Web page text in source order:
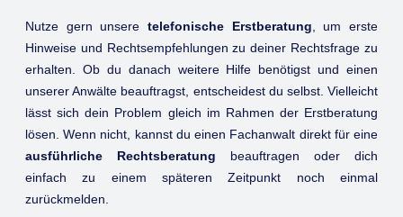
Nutze gern unsere telefonische Erstberatung , um erste
Hinweise und Rechtsempfehlungen zu deiner Rechtsfrage zu
erhalten. Ob du danach weitere Hilfe benötigst und einen
unserer Anwälte beauftragst, entscheidest du selbst. Vielleicht
lässt sich dein Problem gleich im Rahmen der Erstberatung
lösen. Wenn nicht, kannst du einen Fachanwalt direkt für eine
ausführliche Rechtsberatung beauftragen oder dich
einfach zu einem späteren Zeitpunkt noch einmal
zurückmelden.